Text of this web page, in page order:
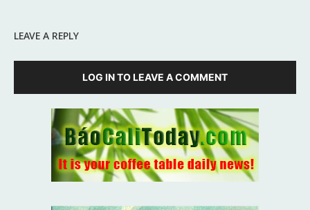
LEAVE A REPLY
LOG IN TO LEAVE A COMMENT